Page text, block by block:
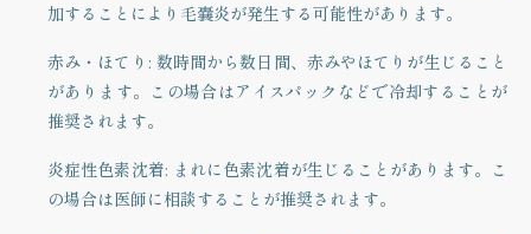
加することにより毛嚢炎が発生する可能性があります。
赤み・ほてり : 数時間から数日間、赤みやほてりが生じること
があります。この場合はアイスパックなどで冷却することが
推奨されます。
炎症性色素沈着: まれに色素沈着が生じることがあります。こ
の場合は医師に相談することが推奨されます。